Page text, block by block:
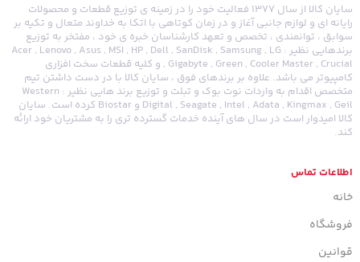
سایان کالا از سال 1377 فعالیت خود را در زمینه ی توزیع قطعات و محصولات
رایانه ای و لوازم جانبی آغاز و در زمان کوتاهی با اتکا به خداوند متعال و تکیه بر
سوابق ، توانمندی ، تخصص و تعهد کارشناسان خبره ی خود ، مفتخر به توزیع
برندهایی نظیر : Acer , Lenovo , Asus , MSI , HP , Dell , SanDisk , Samsung , LG
, Gigabyte , Green , Cooler Master , Crucial و کلیه قطعات سخت افزاری
کامپیوتر می باشد. علاوه بر برندهای فوق ، سایان کالا با در دست داشتن تیم
متخصص اقدام به واردات نوت بوک و تبلت و توزیع برند هایی نظیر : Western
Digital , Seagate , Intel , Adata , Kingmax , Geil و Biostar کرده است. سایان
کالا امیدوار است در سال های آینده خدمات گسترده تری را به مشتریان خود ارائه
کند.
اطلاعات تماس
خانه
فروشگاه
قوانین